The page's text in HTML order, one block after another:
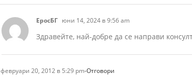
ЕросБГ юни 14, 2024 в 9:56 am
Здравейте, най-добре да се направи
февруари 20, 2012 в 5:29 pm-Отговори